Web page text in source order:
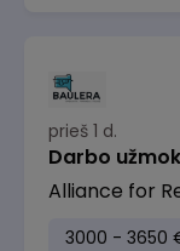
prieš 1 d.
Darbo
Alliance for
3000 - 3650